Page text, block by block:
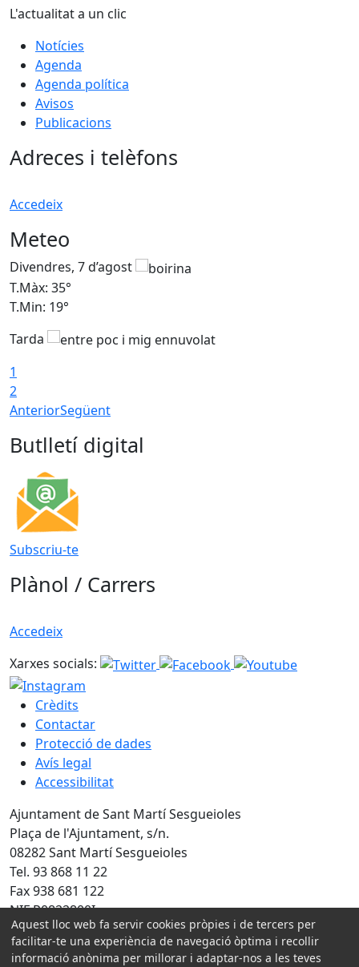
L'actualitat a un clic
Notícies
Agenda
Agenda política
Avisos
Publicacions
Adreces i telèfons
Accedeix
Meteo
Divendres, 7 d’agost
T.Màx: 35°
T.Min: 19°
Tarda
1
2
AnteriorSegüent
Butlletí digital
Subscriu-te
Plànol / Carrers
Accedeix
Xarxes socials:
Crèdits
Contactar
Protecció de dades
Avís legal
Accessibilitat
Ajuntament de Sant Martí Sesgueioles
Plaça de l'Ajuntament, s/n.
08282 Sant Martí Sesgueioles
Tel. 93 868 11 22
Fax 938 681 122
NIF P0822800I
Amb la col·laboració de:
Aquest lloc web fa servir cookies pròpies i de tercers per
facilitar-te una experiència de navegació òptima i recollir
informació anònima per millorar i adaptar-nos a les teves